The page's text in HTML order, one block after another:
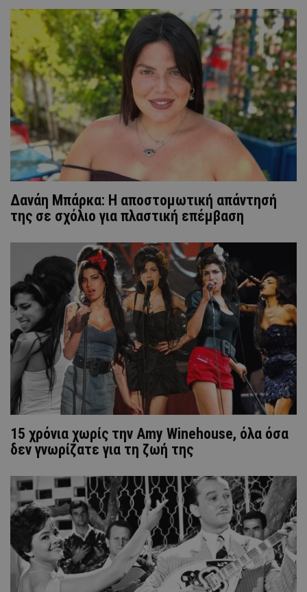
Δανάη Μπάρκα: Η αποστομωτική απάντησή
της σε σχόλιο για πλαστική επέμβαση
15 χρόνια χωρίς την Amy Winehouse, όλα όσα
δεν γνωρίζατε για τη ζωή της